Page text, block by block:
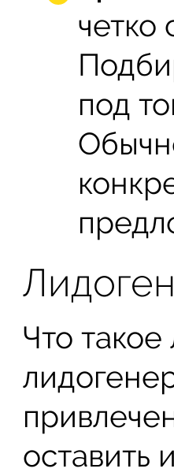
четко
под
Что такое
оставить